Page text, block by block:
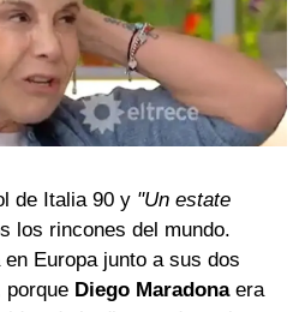
de Italia 90 y "Un estate
los rincones del mundo.
en Europa junto a sus dos
porque Diego Maradonaera